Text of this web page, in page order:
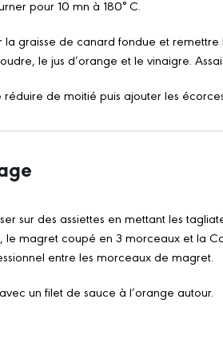
pour 10 mn à 180° C.
la graisse de canard fondue et
le jus d’orange et le vinaigre.
réduire de moitié puis ajouter les
sur des assiettes en mettant les
le magret coupé en 3 morceaux et la
entre les morceaux de magret.
un filet de sauce à l’orange autour.